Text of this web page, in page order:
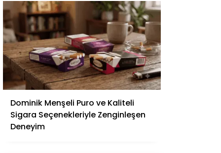
Dominik Menşeli Puro ve Kaliteli
Sigara Seçenekleriyle Zenginleşen
Deneyim
Adana
Adıyaman
Afyonkarahisar